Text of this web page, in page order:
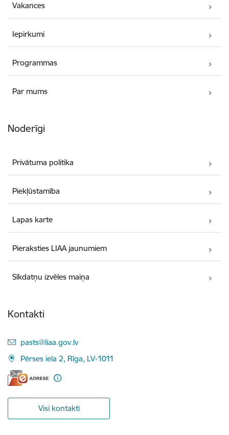
Vakances
Iepirkumi
Programmas
Par mums
Noderīgi
Privātuma politika
Piekļūstamība
Lapas karte
Pieraksties LIAA jaunumiem
Sīkdatņu izvēles maiņa
Kontakti
E-pasts:
pasts@liaa.gov.lv
Pērses iela 2, Rīga, LV-1011
Visi kontakti